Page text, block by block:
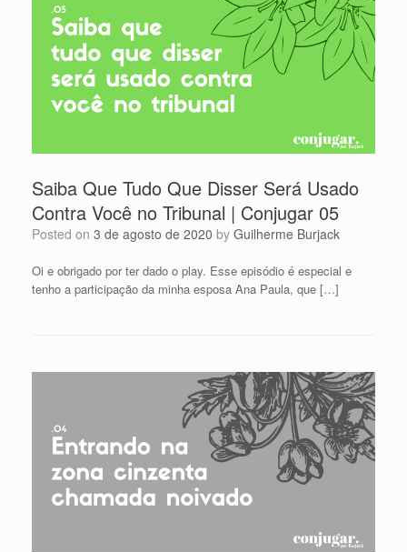
Saiba Que Tudo Que Disser Será Usado
Contra Você no Tribunal | Conjugar 05
Posted on 3 de agosto de 2020 by Guilherme Burjack
Oi e obrigado por ter dado o play. Esse episódio é especial e
tenho a participação da minha esposa Ana Paula, que […]